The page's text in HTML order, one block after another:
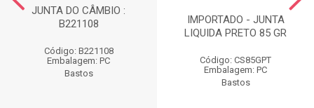
JUNTA DO CÂMBIO :
B221108
Código: B221108
Embalagem: PC
Bastos
IMPORTADO - JUNTA
LIQUIDA PRETO 85 GR
Código: CS85GPT
Embalagem: PC
Bastos